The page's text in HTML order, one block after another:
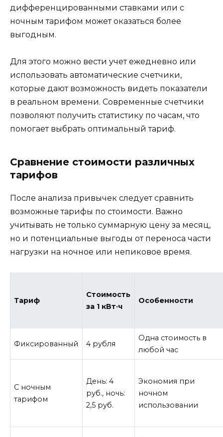
дифференцированными ставками или с
ночным тарифом может оказаться более
выгодным.
Для этого можно вести учет ежедневно или
использовать автоматические счетчики,
которые дают возможность видеть показатели
в реальном времени. Современные счетчики
позволяют получить статистику по часам, что
помогает выбрать оптимальный тариф.
Сравнение стоимости различных
тарифов
После анализа привычек следует сравнить
возможные тарифы по стоимости. Важно
учитывать не только суммарную цену за месяц,
но и потенциальные выгоды от переноса части
нагрузки на ночное или непиковое время.
Тариф
Стоимость
за 1 кВт·ч
Особенности
Фиксированный 4 рубля
Одна стоимость в
любой час
С ночным
тарифом
День: 4
руб., ночь:
2,5 руб.
Экономия при
ночном
использовании